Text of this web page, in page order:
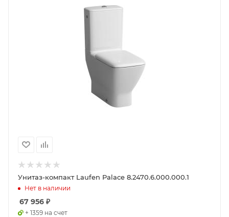
Унитаз-компакт Laufen Palace 8.2470.6.000.000.1
Нет в наличии
67 956 ₽
+ 1359 на счет